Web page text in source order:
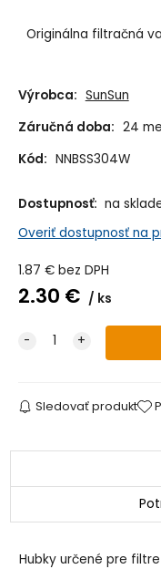
Originálna filtračná
Výrobca: SunSun
Záručná doba: 24
Kód: NNBSS304W
Dostupnosť: na
Overiť dostupnosť na
1.87 € bez DPH
2.30 € ks
Sledovať produkt
Hubky určené pre filtre